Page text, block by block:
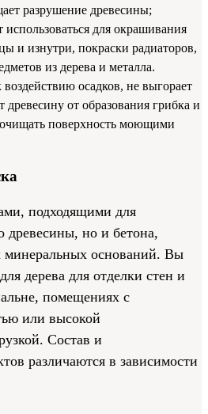
разрушение древесины;
для окрашивания
и изнутри, покраски радиаторов,
из дерева и металла.
осадков, не выгорает
от образования грибка и
очищать поверхность моющими
подходящими для
древесины, но и бетона,
минеральных оснований. Вы
дерева для отделки стен и
помещениях с
или высокой
Состав и
различаются в зависимости